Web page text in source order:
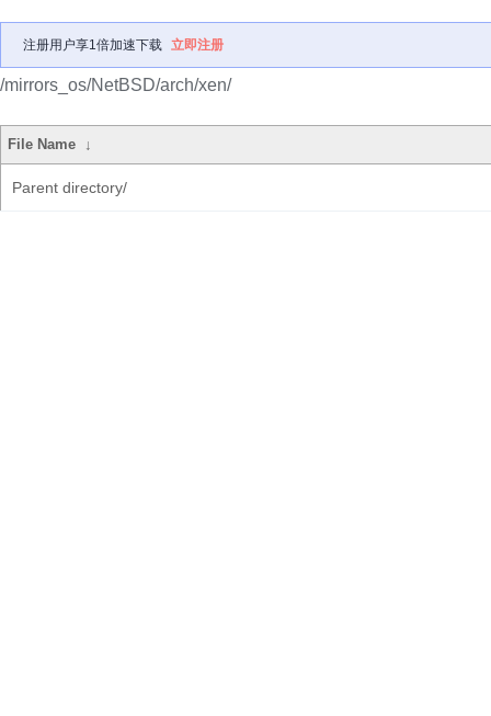
注册用户享1倍加速下载 立即注册
/mirrors_os/NetBSD/arch/xen/
File Name ↓
Parent directory/